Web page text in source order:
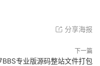
分享海报
下一篇
BBS专业版源码整站文件打包